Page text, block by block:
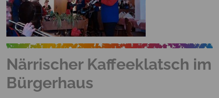
Närrischer Kaffeeklatsch im
Bürgerhaus